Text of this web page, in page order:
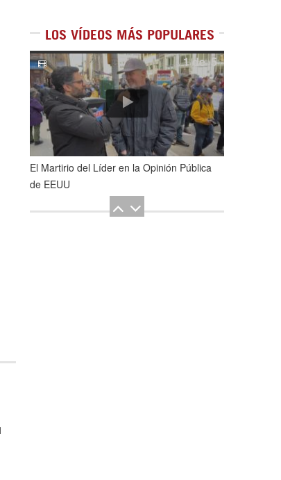
LOS VÍDEOS MÁS POPULARES
1de5
El Martirio del Líder en la Opinión Pública
de EEUU